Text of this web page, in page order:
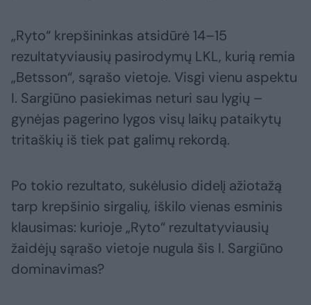
„Ryto“ krepšininkas atsidūrė 14–15
rezultatyviausių pasirodymų LKL, kurią remia
„Betsson“, sąrašo vietoje. Visgi vienu aspektu
I. Sargiūno pasiekimas neturi sau lygių –
gynėjas pagerino lygos visų laikų pataikytų
tritaškių iš tiek pat galimų rekordą.
Po tokio rezultato, sukėlusio didelį ažiotažą
tarp krepšinio sirgalių, iškilo vienas esminis
klausimas: kurioje „Ryto“ rezultatyviausių
žaidėjų sąrašo vietoje nugula šis I. Sargiūno
dominavimas?